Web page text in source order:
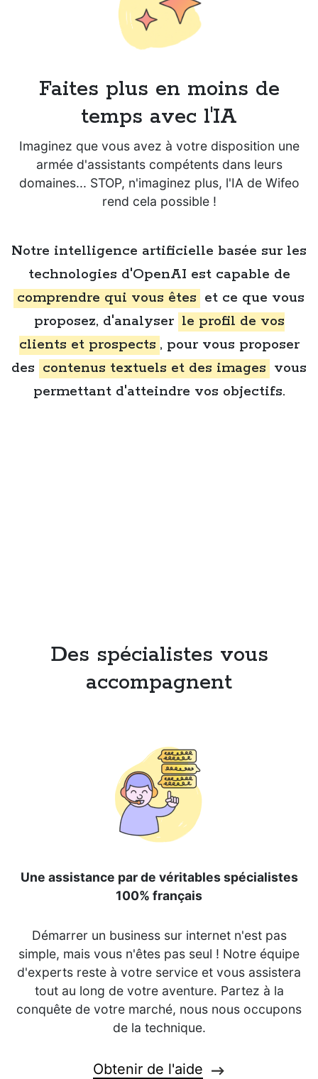
Faites plus en moins de
temps avec l'IA
Imaginez que vous avez à votre disposition une
armée d'assistants compétents dans leurs
domaines... STOP, n'imaginez plus, l'IA de Wifeo
rend cela possible !
Notre intelligence artificielle basée sur les
technologies d'OpenAI est capable de
comprendre qui vous êtes et ce que vous
proposez, d'analyser le profil de vos
clients et prospects , pour vous proposer
des contenus textuels et des images vous
permettant d'atteindre vos objectifs.
Des spécialistes vous
accompagnent
Une assistance par de véritables spécialistes
100% français
Démarrer un business sur internet n'est pas
simple, mais vous n'êtes pas seul ! Notre équipe
d'experts reste à votre service et vous assistera
tout au long de votre aventure. Partez à la
conquête de votre marché, nous nous occupons
de la technique.
Obtenir de l'aide